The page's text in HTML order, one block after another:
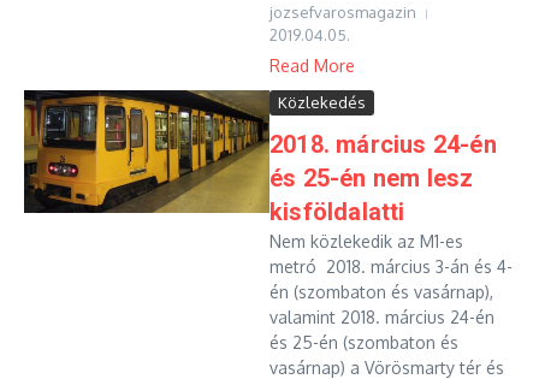
jozsefvarosmagazin
2019.04.05.
Read More
Közlekedés
2018. március 24-én
és 25-én nem lesz
kisföldalatti
Nem közlekedik az M1-es
metró 2018. március 3-án és 4-
én (szombaton és vasárnap),
valamint 2018. március 24-én
és 25-én (szombaton és
vasárnap) a Vörösmarty tér és